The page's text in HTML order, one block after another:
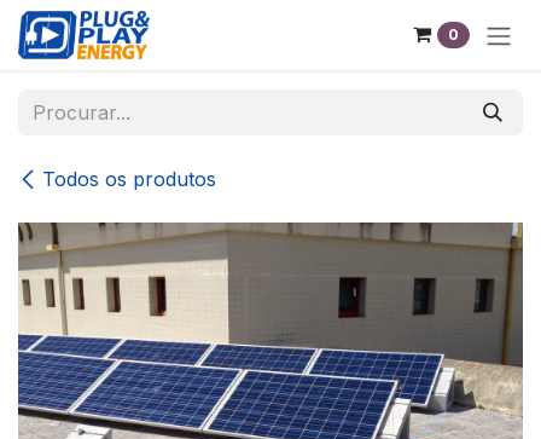
Pular para o conteúdo
0
Todos os produtos